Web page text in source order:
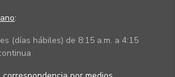
:
(días hábiles) de 8:15 a.m. a 4:15